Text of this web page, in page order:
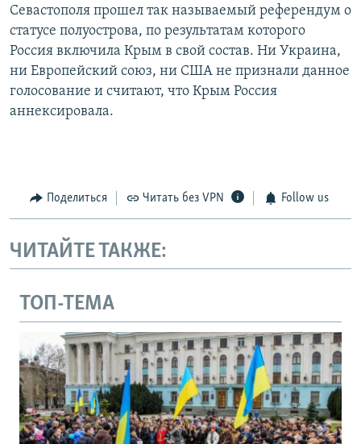
Севастополя прошел так называемый референдум о
статусе полуострова, по результатам которого
Россия включила Крым в свой состав. Ни Украина,
ни Европейский союз, ни США не признали данное
голосование и считают, что Крым Россия
аннексировала.
Поделиться Читать без VPN Follow us
ЧИТАЙТЕ ТАКЖЕ:
ТОП-ТЕМА